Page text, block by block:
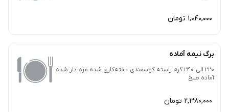
1,040,000 تومان
برگ نیمه آماده
220 الی 240 گرم راسته گوسفندی تخته‌کاری شده مزه دار شده
آماده طبخ
2,380,000 تومان